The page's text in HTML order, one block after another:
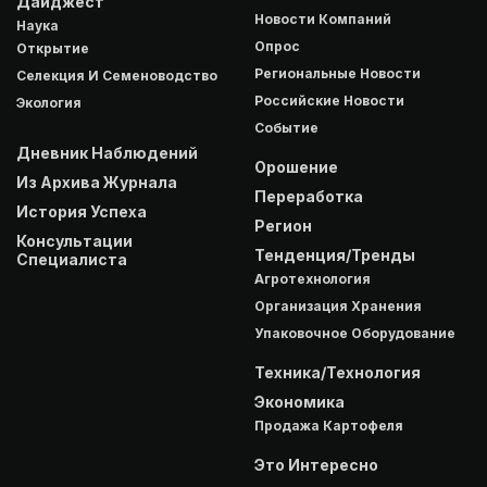
Наука
Открытие
Селекция И Семеноводство
Экология
Дневник Наблюдений
Из Архива Журнала
История Успеха
Консультации
Специалиста
Новости Компаний
Опрос
Региональные Новости
Российские Новости
Событие
Орошение
Переработка
Регион
Тенденция/Тренды
Агротехнология
Организация Хранения
Упаковочное Оборудование
Техника/Технология
Экономика
Продажа Картофеля
Это Интересно